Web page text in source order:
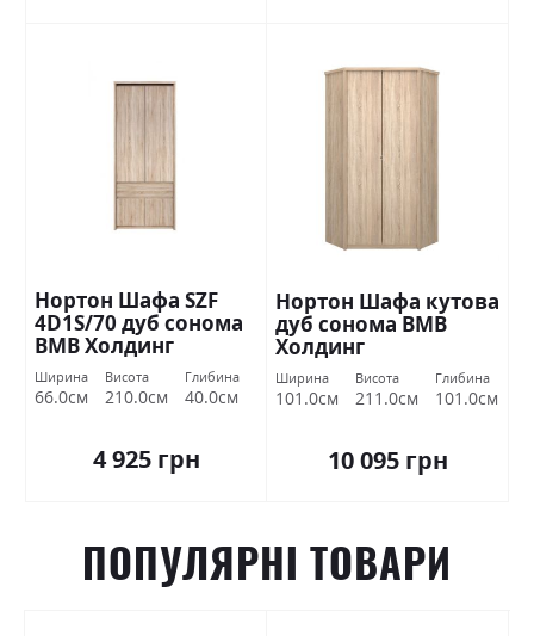
Нортон Шафа SZF
4D1S/70 дуб сонома
ВМВ Холдинг
Ширина
66.0см
Висота
210.0см
Глибина
40.0см
4 925 грн
Нортон Шафа кутова
дуб сонома ВМВ
Холдинг
Ширина
101.0см
Висота
211.0см
Глибина
101.0см
10 095 грн
ПОПУЛЯРНІ ТОВАРИ